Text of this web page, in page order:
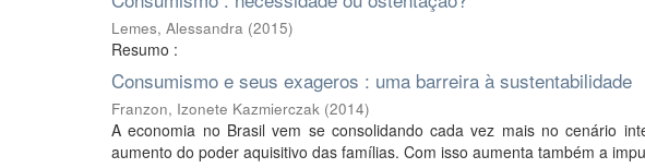
Lemes, Alessandra (2015)
Resumo :
Consumismo e seus exageros : uma barreira à sustentabilidade
Franzon, Izonete Kazmierczak (2014)
A economia no Brasil vem se consolidando cada vez mais no cenário
aumento do poder aquisitivo das famílias. Com isso aumenta também a